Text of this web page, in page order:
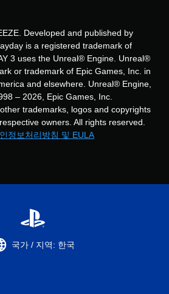
Developed and published by
is a registered trademark of
3 uses the Unreal® Engine. Unreal®
or trademark of Epic Games, Inc. in
and elsewhere. Unreal® Engine,
– 2026, Epic Games, Inc.
trademarks, logos and copyrights
owners. All rights reserved.
정보처리방침 및 EULA
국가 / 지역: 한국